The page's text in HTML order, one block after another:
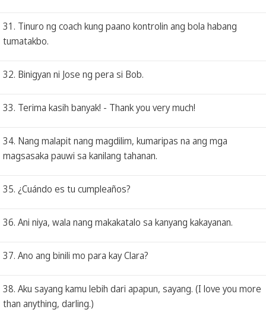
31. Tinuro ng coach kung paano kontrolin ang bola habang
tumatakbo.
32. Binigyan ni Jose ng pera si Bob.
33. Terima kasih banyak! - Thank you very much!
34. Nang malapit nang magdilim, kumaripas na ang mga
magsasaka pauwi sa kanilang tahanan.
35. ¿Cuándo es tu cumpleaños?
36. Ani niya, wala nang makakatalo sa kanyang kakayanan.
37. Ano ang binili mo para kay Clara?
38. Aku sayang kamu lebih dari apapun, sayang. (I love you more
than anything, darling.)